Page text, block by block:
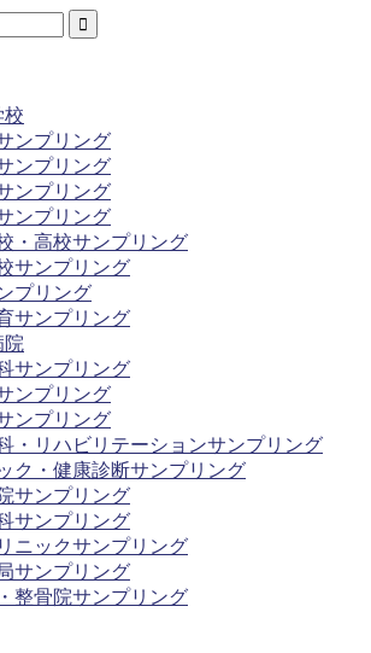
校
ンプリング
ンプリング
ンプリング
ンプリング
・高校サンプリング
サンプリング
プリング
サンプリング
院
サンプリング
ンプリング
ンプリング
・リハビリテーションサンプリング
ク・健康診断サンプリング
サンプリング
サンプリング
ニックサンプリング
サンプリング
整骨院サンプリング